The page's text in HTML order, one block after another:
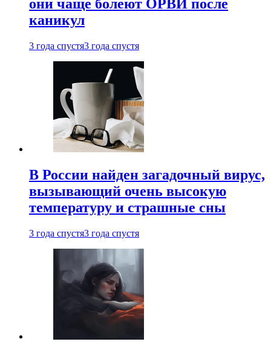
они чаще болеют ОРВИ после
каникул
3 года спустя3 года спустя
В России найден загадочный вирус,
вызывающий очень высокую
температуру и страшные сны
3 года спустя3 года спустя